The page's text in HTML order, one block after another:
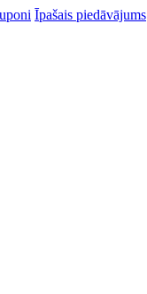
Īpašais piedāvājums